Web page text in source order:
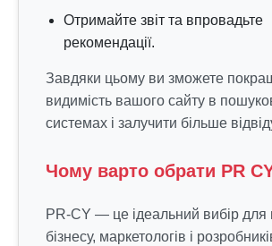
Отримайте звіт та впровадьте
рекомендації.
Завдяки цьому ви зможете
видимість вашого сайту в
системах і залучити більше
Чому варто обрати PR
PR-CY — це ідеальний вибір для
бізнесу, маркетологів і